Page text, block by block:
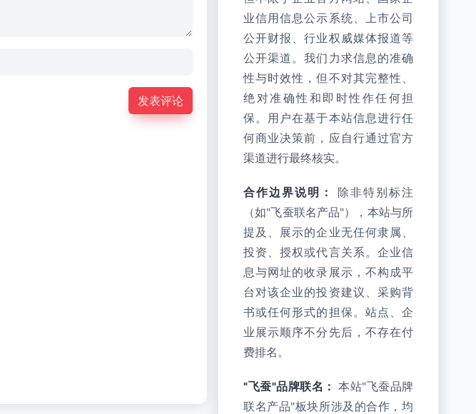
发表评论
业信用信息公示系统、上市公司
公开财报、行业权威媒体报道等
公开渠道。我们力求信息的准确
性与时效性，但不对其完整性、
绝对准确性和即时性作任何担
保。用户在基于本站信息进行任
何商业决策前，应自行通过官方
渠道进行最终核实。
合作边界说明：
除非特别标注
（如"飞蚕联名产品"），本站与所
提及、展示的企业无任何隶属、
投资、授权或代言关系。企业信
息与网址的收录展示，不构成平
台对该企业的投资建议、采购背
书或任何形式的担保。站点、企
业展示顺序不分先后，不存在付
费排名。
"飞蚕"品牌联名： 本站"飞蚕品牌
联名产品"板块所涉及的合作，均